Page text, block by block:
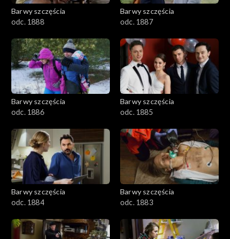
901–1000
801–900
782–800
Barwy szczęścia
odc. 1888
Barwy szczęścia
odc. 1887
Barwy szczęścia
odc. 1886
Barwy szczęścia
odc. 1885
Barwy szczęścia
odc. 1884
Barwy szczęścia
odc. 1883